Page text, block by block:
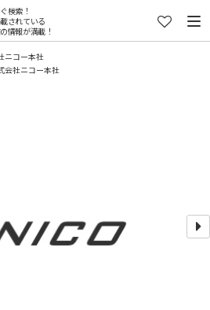
検索！
されている
情報が満載！
ニコー本社
会社ニコー本社